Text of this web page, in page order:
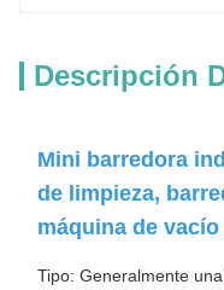
Descripción
Mini barredora
de limpieza,
máquina de
Tipo: Generalmente